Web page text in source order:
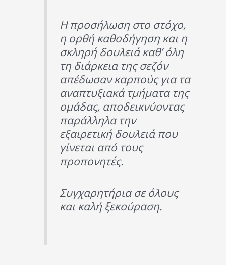
Η προσήλωση στο στόχο,
η ορθή καθοδήγηση και η
σκληρή δουλειά καθ’ όλη
τη διάρκεια της σεζόν
απέδωσαν καρπούς για τα
αναπτυξιακά τμήματα της
ομάδας, αποδεικνύοντας
παράλληλα την
εξαιρετική δουλειά που
γίνεται από τους
προπονητές.
Συγχαρητήρια σε όλους
και καλή ξεκούραση.